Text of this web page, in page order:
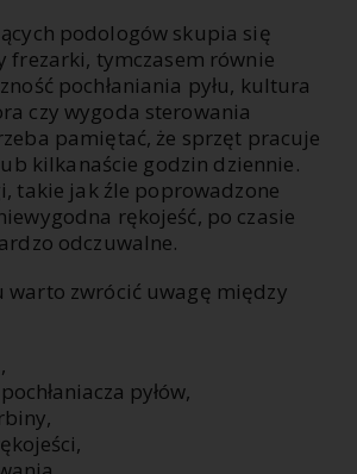
podologów skupia się
frezarki, tymczasem równie
pochłaniania pyłu, kultura
czy wygoda sterowania
pamiętać, że sprzęt pracuje
kilkanaście godzin dziennie.
takie jak źle poprowadzone
rękojeść, po czasie
odczuwalne.
warto zwrócić uwagę między
pyłów,